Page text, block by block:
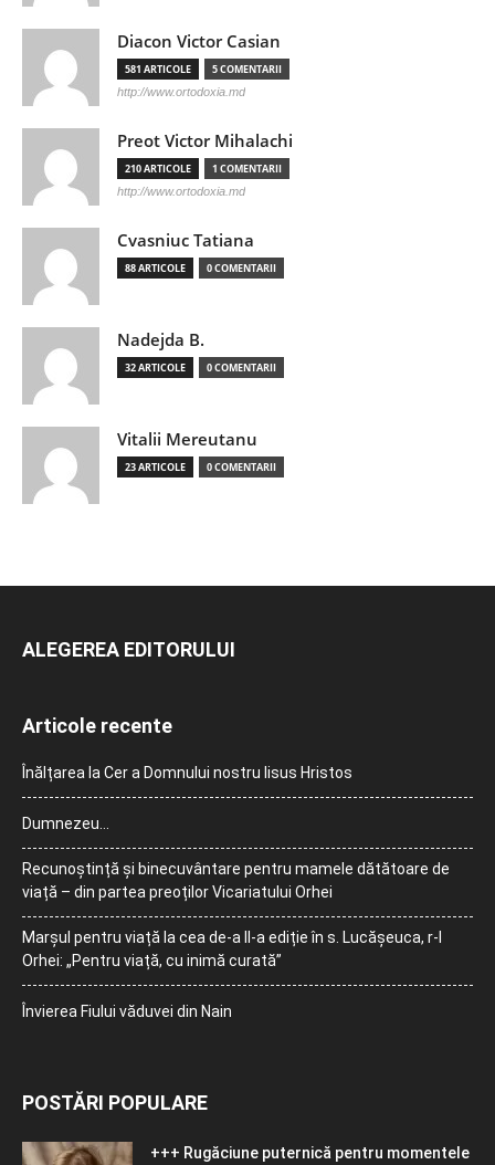
Diacon Victor Casian
581 ARTICOLE 5 COMENTARII
http://www.ortodoxia.md
Preot Victor Mihalachi
210 ARTICOLE 1 COMENTARII
http://www.ortodoxia.md
Cvasniuc Tatiana
88 ARTICOLE 0 COMENTARII
Nadejda B.
32 ARTICOLE 0 COMENTARII
Vitalii Mereutanu
23 ARTICOLE 0 COMENTARII
ALEGEREA EDITORULUI
Articole recente
Înălțarea la Cer a Domnului nostru Iisus Hristos
Dumnezeu…
Recunoștință și binecuvântare pentru mamele dătătoare de
viață – din partea preoților Vicariatului Orhei
Marșul pentru viață la cea de-a II-a ediție în s. Lucășeuca, r-l
Orhei: „Pentru viață, cu inimă curată”
Învierea Fiului văduvei din Nain
POSTĂRI POPULARE
+++ Rugăciune puternică pentru momentele